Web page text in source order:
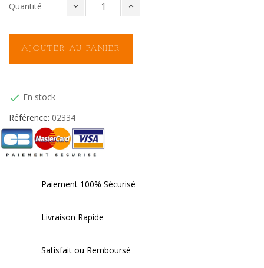
Quantité
AJOUTER AU PANIER
 En stock
Référence: 02334
Paiement 100% Sécurisé
Livraison Rapide
Satisfait ou Remboursé